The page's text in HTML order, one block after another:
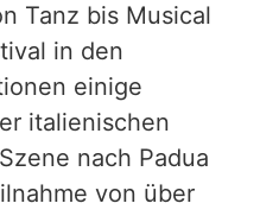
Tanz bis Musical
in den
einige
italienischen
nach Padua
von über